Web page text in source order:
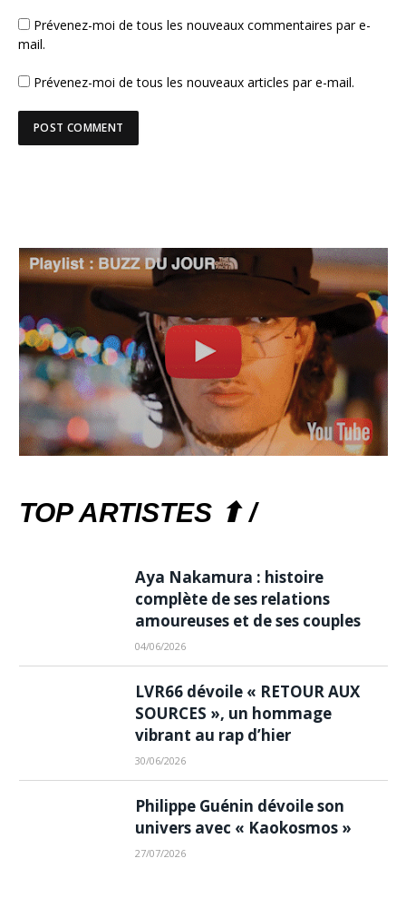
Prévenez-moi de tous les nouveaux commentaires par e-
mail.
Prévenez-moi de tous les nouveaux articles par e-mail.
TOP ARTISTES ⬆ /
Aya Nakamura : histoire
complète de ses relations
amoureuses et de ses couples
04/06/2026
LVR66 dévoile « RETOUR AUX
SOURCES », un hommage
vibrant au rap d’hier
30/06/2026
Philippe Guénin dévoile son
univers avec « Kaokosmos »
27/07/2026